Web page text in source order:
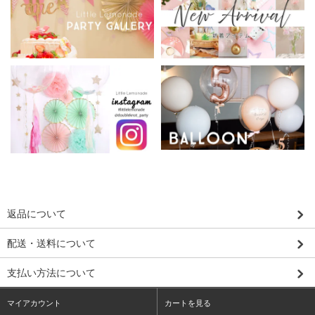
返品について
配送・送料について
支払い方法について
マイアカウント カートを見る